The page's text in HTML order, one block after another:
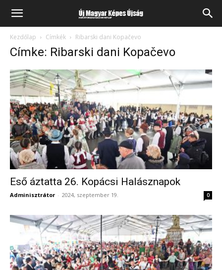
Kezdőlap Címkék Ribarski dani Kopačevo
Címke: Ribarski dani Kopačevo
Eső áztatta 26. Kopácsi Halásznapok
Adminisztrátor - 2024, szeptember 19. 0